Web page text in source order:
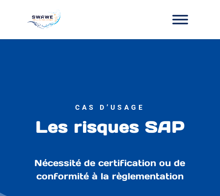
CAS D’USAGE
Les risques SAP
Nécessité de certification ou de
conformité à la règlementation